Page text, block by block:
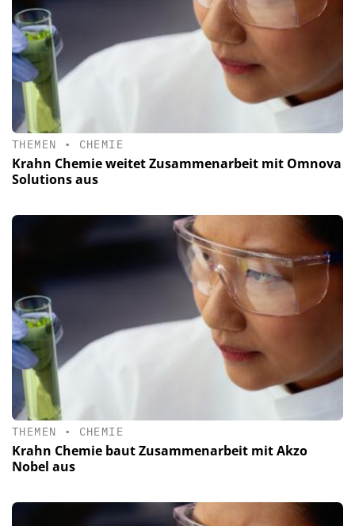
THEMEN • CHEMIE
Krahn Chemie weitet Zusammenarbeit mit Omnova
Solutions aus
THEMEN • CHEMIE
Krahn Chemie baut Zusammenarbeit mit Akzo
Nobel aus